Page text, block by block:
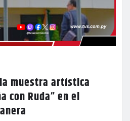
muestra artística
con Ruda” en el